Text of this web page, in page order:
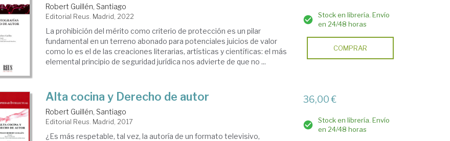
Robert Guillén, Santiago
Editorial Reus. Madrid, 2022
La prohibición del mérito como criterio de protección es un pilar
fundamental en un terreno abonado para potenciales juicios de valor
como lo es el de las creaciones literarias, artísticas y científi­cas: el más
elemental principio de seguridad jurídica nos advierte de que no ...
Stock en librería. Envío
en 24/48 horas
COMPRAR
Alta cocina y Derecho de autor
Robert Guillén, Santiago
Editorial Reus. Madrid, 2017
¿Es más respetable, tal vez, la autoría de un formato televisivo,
36,00 €
Stock en librería. Envío
en 24/48 horas